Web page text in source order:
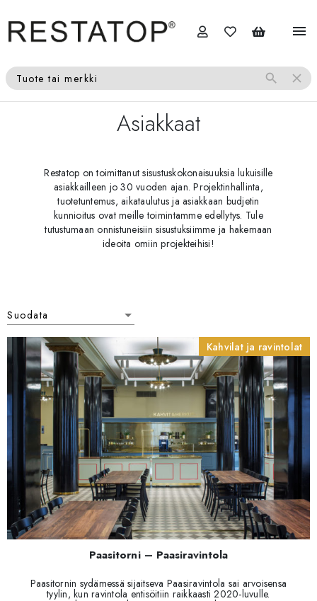
menu
Tuote tai merkki search close
Asiakkaat
Restatop on toimittanut sisustuskokonaisuuksia lukuisille
asiakkailleen jo 30 vuoden ajan. Projektinhallinta,
tuotetuntemus, aikataulutus ja asiakkaan budjetin
kunnioitus ovat meille toimintamme edellytys. Tule
tutustumaan onnistuneisiin sisustuksiimme ja hakemaan
ideoita omiin projekteihisi!
Suodata
Suodata
Kahvilat ja ravintolat
Paasitorni – Paasiravintola
Paasitornin sydämessä sijaitseva Paasiravintola sai arvoisensa
tyylin, kun ravintola entisöitiin raikkaasti 2020-luvulle.